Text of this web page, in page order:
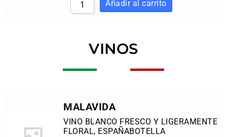
VINOS
MALAVIDA
VINO BLANCO FRESCO Y LIGERAMENTE
FLORAL, ESPAÑABOTELLA